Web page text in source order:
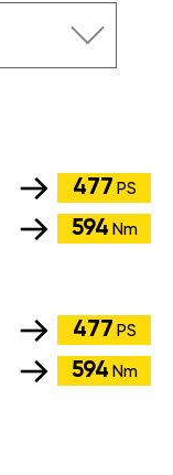
477 PS
594 Nm
477 PS
594 Nm